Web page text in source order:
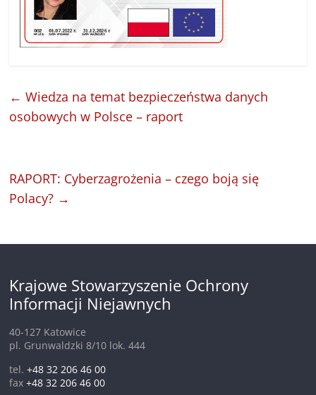
← Wiedza na temat bezpieczeństwa danych
osobowych w Polsce – raport
RAPORT: Cyberzagrożenia – czego boją się
Polacy? →
Krajowe Stowarzyszenie Ochrony
Informacji Niejawnych
40-127 Katowice
pl. Grunwaldzki 8/10 lok. 444
tel.+48 32 206 46 00
fax+48 32 206 46 00